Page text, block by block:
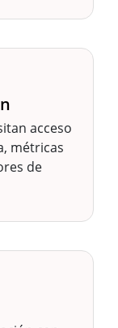
acceso
métricas
de